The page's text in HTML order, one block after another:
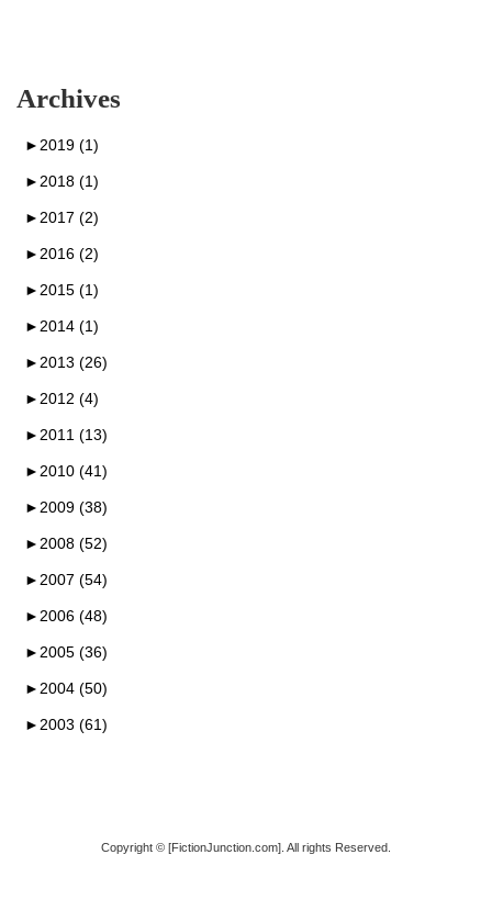
Archives
► 2019 (1)
► 2018 (1)
► 2017 (2)
► 2016 (2)
► 2015 (1)
► 2014 (1)
► 2013 (26)
► 2012 (4)
► 2011 (13)
► 2010 (41)
► 2009 (38)
► 2008 (52)
► 2007 (54)
► 2006 (48)
► 2005 (36)
► 2004 (50)
► 2003 (61)
Copyright © [FictionJunction.com]. All rights Reserved.